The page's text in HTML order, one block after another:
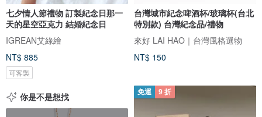
七夕情人節禮物 訂製紀念日那一
天的星空亞克力 結婚紀念日
IGREAN艾綠繪
NT$ 885
可客製
台灣城市紀念啤酒杯/玻璃杯(台北
特別款) 台灣紀念品/禮物
來好 LAI HAO｜台灣風格選物
NT$ 150
你是不是想找 免運 9 折